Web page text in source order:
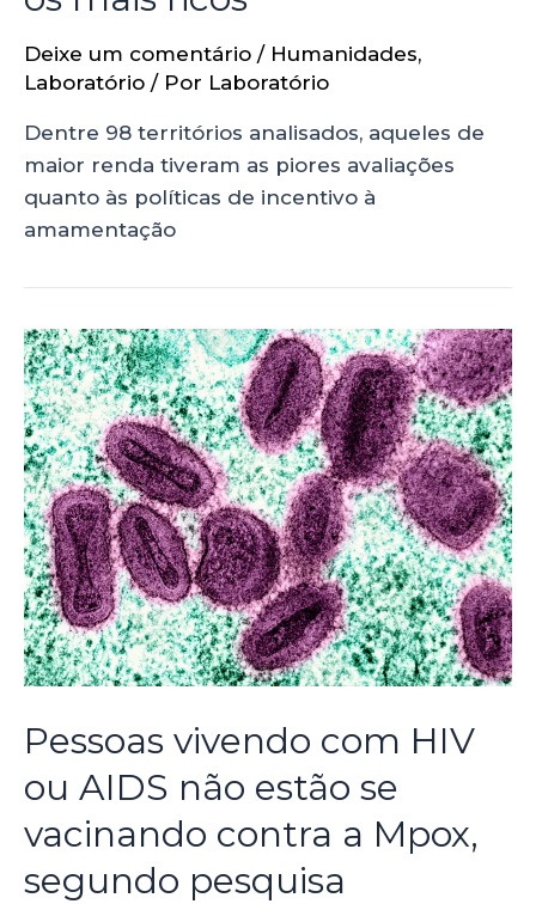
Deixe um comentário / Humanidades,
Laboratório / Por Laboratório
Dentre 98 territórios analisados, aqueles de
maior renda tiveram as piores avaliações
quanto às políticas de incentivo à
amamentação
Pessoas vivendo com HIV
ou AIDS não estão se
vacinando contra a Mpox,
segundo pesquisa